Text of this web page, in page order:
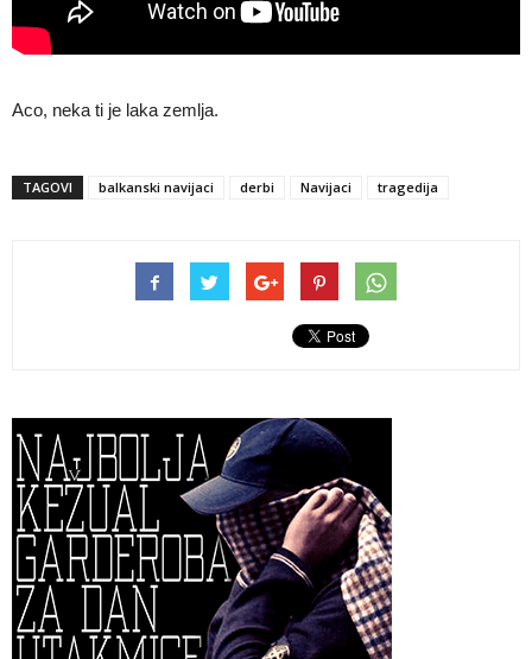
Aco, neka ti je laka zemlja.
TAGOVI balkanski navijaci derbi Navijaci tragedija